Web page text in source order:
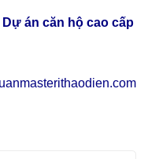
án căn hộ cao cấp